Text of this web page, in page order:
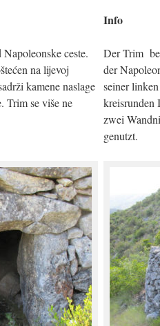
ceste.
na lijevoj
kamene naslage
Trim se više ne
Info
Der Trim
der
seiner
kreisrunden
zwei
genutzt.